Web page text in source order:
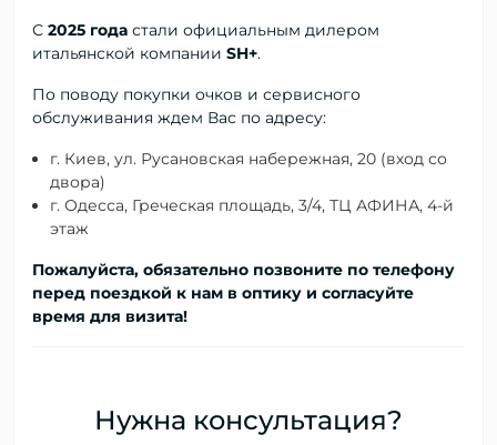
С 2025 года стали официальным дилером
итальянской компании SH+.
По поводу покупки очков и сервисного
обслуживания ждем Вас по адресу:
г. Киев, ул. Русановская набережная, 20 (вход со
двора)
г. Одесса, Греческая площадь, 3/4, ТЦ АФИНА, 4-й
этаж
Пожалуйста, обязательно позвоните по телефону
перед поездкой к нам в оптику и согласуйте
время для визита!
Нужна консультация?